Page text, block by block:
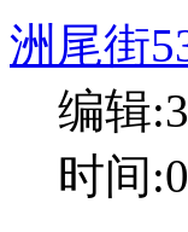
洲尾街
编辑
时间